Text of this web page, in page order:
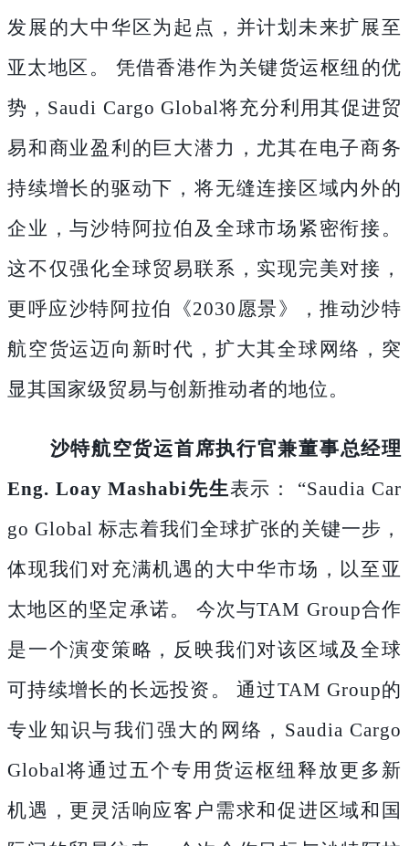
发展的大中华区为起点，并计划未来扩展至
亚太地区。
凭借香港作为关键货运枢纽的优
势， Saudi Cargo Global将充分利用其促进贸
易和商业盈利的巨大潜力，尤其在电子商务
持续增长的驱动下，将无缝连接区域内外的
企业，与沙特阿拉伯及全球市场紧密衔接。
这不仅强化全球贸易联系，实现完美对接，
更呼应沙特阿拉伯《2030愿景》，推动沙特
航空货运迈向新时代，扩大其全球网络，突
显其国家级贸易与创新推动者的地位。
沙特航空货运首席执行官兼董事总经理
Eng. Loay Mashabi先生表示：
“Saudia Car
go Global 标志着我们全球扩张的关键一步，
体现我们对充满机遇的大中华市场，以至亚
太地区的坚定承诺。 今次与TAM Group合作
是一个演变策略，反映我们对该区域及全球
可持续增长的长远投资。 通过TAM Group的
专业知识与我们强大的网络，Saudia Cargo
Global将通过五个专用货运枢纽释放更多新
机遇，更灵活响应客户需求和促进区域和国